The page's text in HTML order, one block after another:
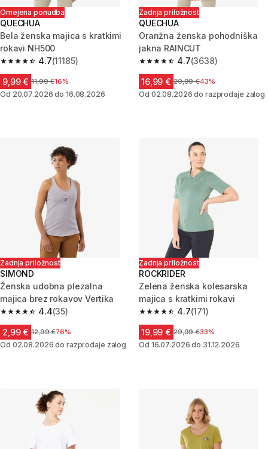
Omejena ponudba
QUECHUA
Bela ženska majica s kratkimi
rokavi NH500
4.7
4.7 od 5 zvezdic from 11185 ocene
(11185)
9,99 € Cena pred znižanjem
11,99 €16%
Od 20.07.2026 do 16.08.2026
Zadnja priložnost
QUECHUA
Oranžna ženska pohodniška
jakna RAINCUT
4.7
4.7 od 5 zvezdic from 3638
(3638)
16,99 € Cena pred znižanjem
29,99 €43%
Od 02.08.2026 do razprodaje zalog
Zadnja priložnost
SIMOND
Ženska udobna plezalna
majica brez rokavov Vertika
4.4
4.4 od 5 zvezdic from 35 ocene
(35)
2,99 € Cena pred znižanjem
12,99 €76%
Od 02.08.2026 do razprodaje zalog
Zadnja priložnost
ROCKRIDER
Zelena ženska kolesarska
majica s kratkimi rokavi
4.7
4.7 od 5 zvezdic from 171
(171)
19,99 € Cena pred znižanjem
29,99 €33%
Od 16.07.2026 do 31.12.2026